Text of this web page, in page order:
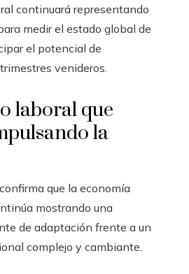
continuará representando
medir el estado global de
el potencial de
venideros.
laboral que
la
que la economía
mostrando una
de adaptación frente a un
complejo y cambiante.